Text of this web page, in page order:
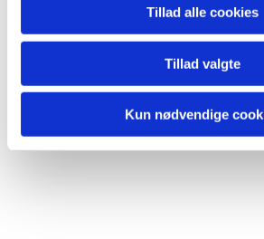
Tillad alle cookies
Tillad valgte
Kun nødvendige